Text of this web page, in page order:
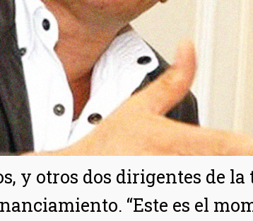
y otros dos dirigentes de
“Este es el